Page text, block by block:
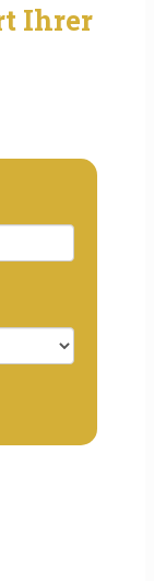
Ihrer